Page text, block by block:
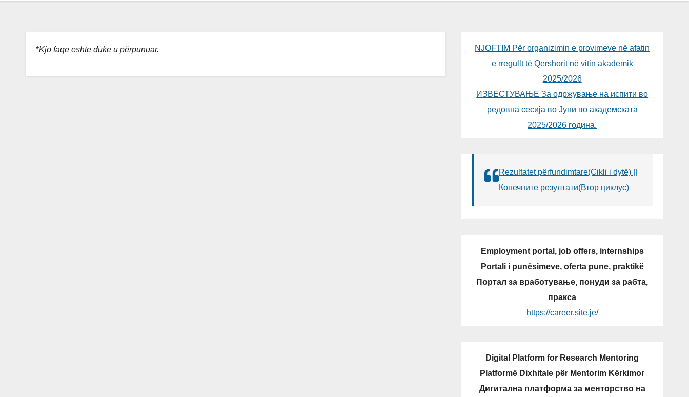
*Kjo faqe eshte duke u përpunuar.
NJOFTIM Për organizimin e provimeve në afatin
e rregullt të Qershorit në vitin akademik
2025/2026
ИЗВЕСТУВАЊЕ За одржување на испити во
редовна сесија во Јуни во академската
2025/2026 година.
Rezultatet përfundimtare(Cikli i dytë) ||
Конечните резултати(Втор циклус)
Employment portal, job offers, internships
Portali i punësimeve, oferta pune, praktikë
Портал за вработување, понуди за рабта,
пракса
https://career.site.je/
Digital Platform for Research Mentoring
Platformë Dixhitale për Mentorim Kërkimor
Дигитална платформа за менторство на